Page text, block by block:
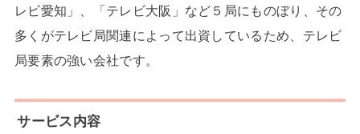
レビ愛知」、「テレビ大阪」など５局にものぼり、その
多くがテレビ局関連によって出資しているため、テレビ
局要素の強い会社です。
サービス内容